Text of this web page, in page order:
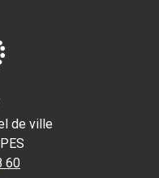
de ville
60